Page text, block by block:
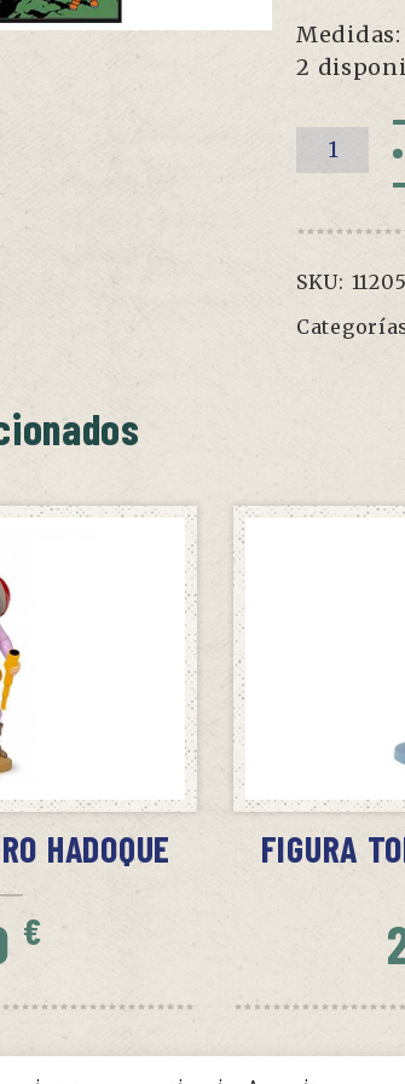
2
Cuadro
Tintín
en
La
cantidad
SKU: 11205
STOCK
HADOQUE
€
AVÍSAME
FIGURA